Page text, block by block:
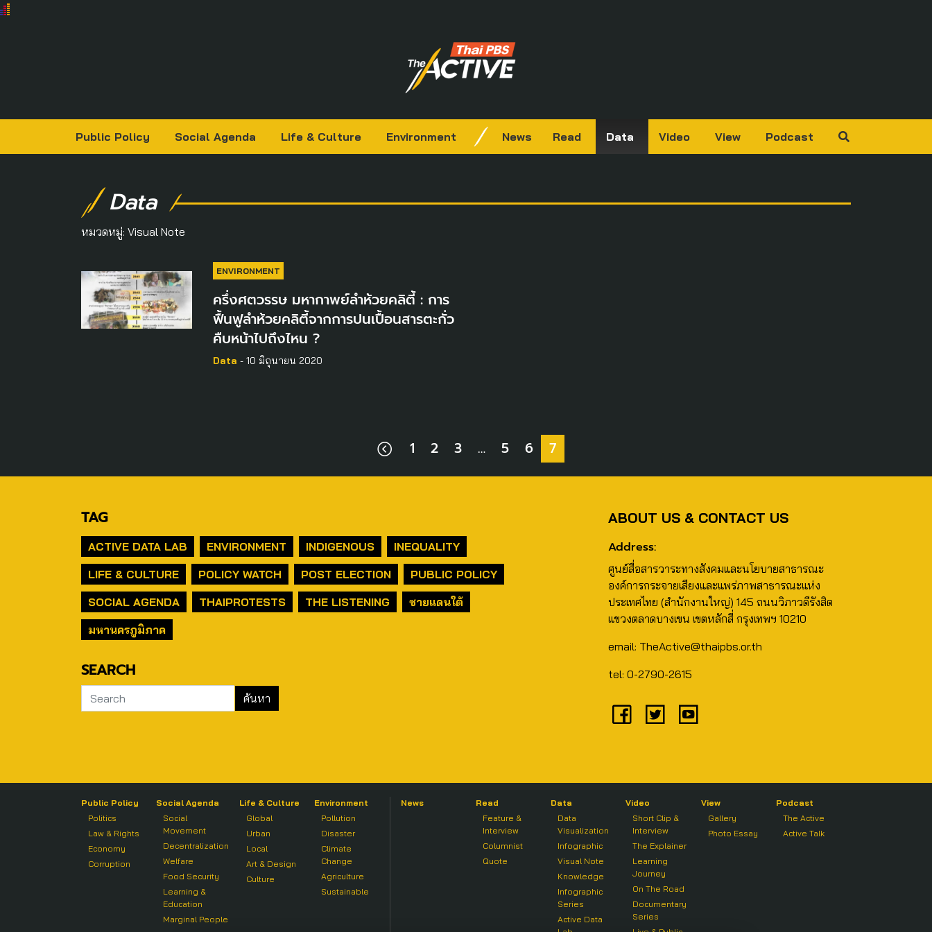
Public Policy Social Agenda Life & Culture Environment News Read Data Video View Podcast
Data
หมวดหมู่: Visual Note
ENVIRONMENT
ครึ่งศตวรรษ มหากาพย์ลำห้วยคลิตี้ : การ
ฟื้นฟูลำห้วยคลิตี้จากการปนเปื้อนสารตะกั่ว
คืบหน้าไปถึงไหน ?
Data - 10 มิถุนายน 2020
1 2 3 … 5 6 7
TAG
ACTIVE DATA LAB ENVIRONMENT INDIGENOUS
INEQUALITY
LIFE & CULTURE
POLICY WATCH POST ELECTION
PUBLIC POLICY
SOCIAL AGENDA
THAIPROTESTS THE LISTENING
ชายแดนใต้
มหานครภูมิภาค
SEARCH
ABOUT US & CONTACT US
Address:
ศูนย์สื่อสารวาระทางสังคมและนโยบายสาธารณะ
องค์การกระจายเสียงและแพร่ภาพสาธารณะแห่ง
ประเทศไทย (สำนักงานใหญ่) 145 ถนนวิภาวดีรังสิต
แขวงตลาดบางเขน เขตหลักสี่ กรุงเทพฯ 10210
email: TheActive@thaipbs.or.th
tel: 0-2790-2615
Public Policy
Politics
Law & Rights
Economy
Corruption
Social Agenda
Social
Movement
Decentralization
Welfare
Food Security
Learning &
Education
Marginal People
Life & Culture
Global
Urban
Local
Art & Design
Culture
Environment
Pollution
Disaster
Climate
Change
Agriculture
Sustainable
News
Read
Feature &
Interview
Columnist
Quote
Data
Data
Visualization
Infographic
Visual Note
Knowledge
Infographic
Series
Active Data
Video
Short Clip &
Interview
The Explainer
Learning
Journey
On The Road
Documentary
Series
View
Gallery
Photo Essay
Podcast
The Active
Active Talk